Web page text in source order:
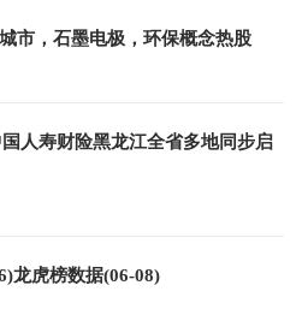
市，石墨电极，环保概念热股
人寿财险黑龙江全省多地同步启
龙虎榜数据(06-08)